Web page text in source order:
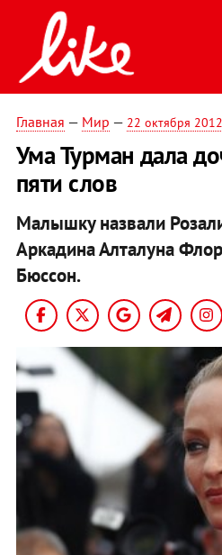
Главная — Мир — 22 октября 2012
Ума Турман дала
пяти слов
Малышку назвали
Аркадина Алталуна
Бюссон.